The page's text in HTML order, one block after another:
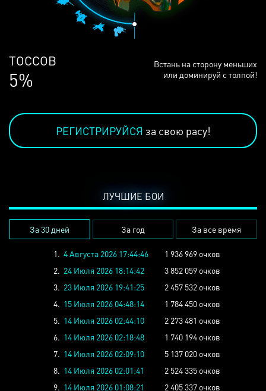
ЛЮДЕЙ
69%
Встань на сторону меньших
или доминируй с толпой!
РЕГИСТРИРУЙСЯ за свою расу!
ЛУЧШИЕ БОИ
За 30 дней За год За все время
1. 4 Августа 2026 17:44:46
1 936 969 очков
2. 24 Июля 2026 18:14:42
3 852 059 очков
3. 23 Июля 2026 19:41:25
2 457 532 очков
4. 15 Июля 2026 04:48:14
1 784 450 очков
5. 14 Июля 2026 02:44:10
2 273 481 очков
6. 14 Июля 2026 02:18:48
1 740 194 очков
7. 14 Июля 2026 02:09:10
5 137 020 очков
8. 14 Июля 2026 02:01:41
2 524 335 очков
9. 14 Июля 2026 01:08:21 2 405 337 очков